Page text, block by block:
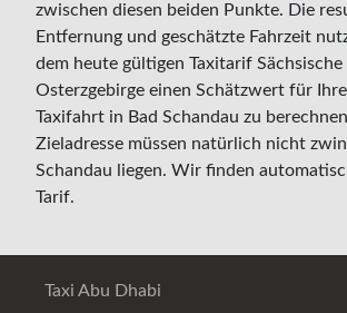
zwischen diesen beiden Punkte. Die
Entfernung und geschätzte Fahrzeit
dem heute gültigen Taxitarif Sächsische
Osterzgebirge einen Schätzwert für
Taxifahrt in Bad Schandau zu
Zieladresse müssen natürlich nicht
Schandau liegen. Wir finden
Tarif.
Taxi Abu Dhabi